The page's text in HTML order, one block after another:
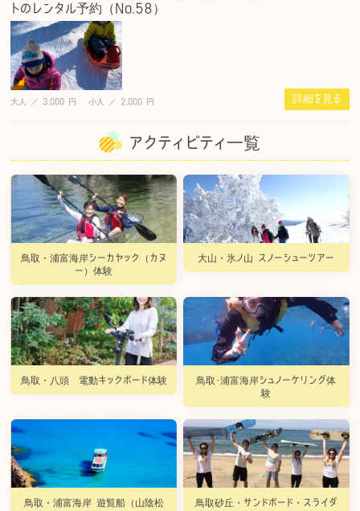
トのレンタル予約（No.58）
大人 ／ 3,000 円 小人 ／ 2,000 円 詳細を見る
アクティビティ一覧
鳥取・浦富海岸シーカヤック（カヌ
ー）体験
大山・氷ノ山 スノーシューツアー
鳥取・八頭 電動キックボード体験
鳥取･浦富海岸シュノーケリング体
験
鳥取・浦富海岸 遊覧船（山陰松
鳥取砂丘・サンドボード・スライダ